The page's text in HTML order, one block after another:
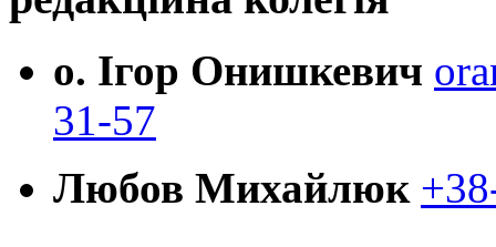
о. Ігор Онишкевич
31-57
Любов Михайлюк